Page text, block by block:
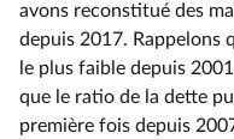
avons reconstitué des
depuis 2017. Rappelons
le plus faible depuis
que le ratio de la dette
première fois depuis